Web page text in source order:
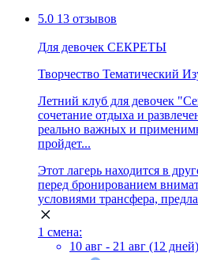
5.0 13 отзывов
Для девочек СЕКРЕТЫ
Творчество Тематический
Летний клуб для девочек
сочетание отдыха и
реально важных и
пройдет...
Этот лагерь находится в
перед бронированием
условиями трансфера,
1 смена:
10 авг - 21 авг (12 дней)